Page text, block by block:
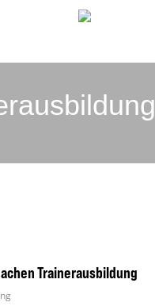
Trainerausbildung